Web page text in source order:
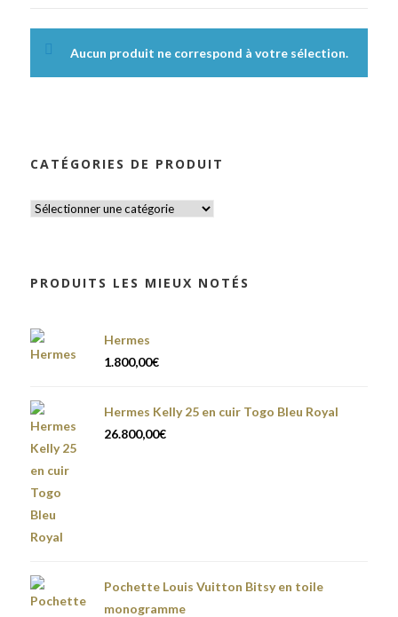
Aucun produit ne correspond à votre sélection.
CATÉGORIES DE PRODUIT
PRODUITS LES MIEUX NOTÉS
Hermes
1.800,00€
Hermes Kelly 25 en cuir Togo Bleu Royal
26.800,00€
Pochette Louis Vuitton Bitsy en toile
monogramme